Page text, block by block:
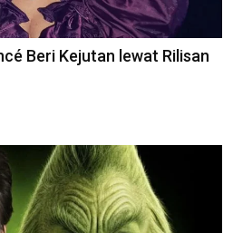
Beri Kejutan lewat Rilisan